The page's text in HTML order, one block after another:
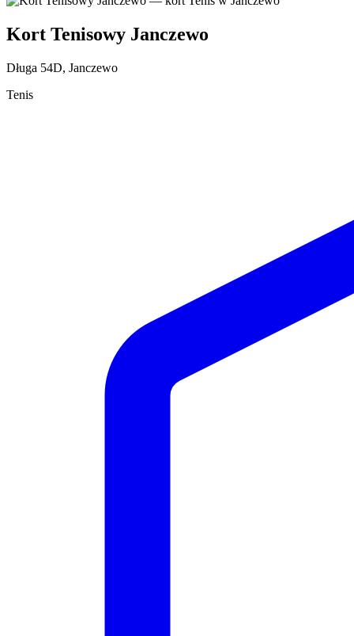
Kort Tenisowy Janczewo
Długa 54D, Janczewo
Tenis